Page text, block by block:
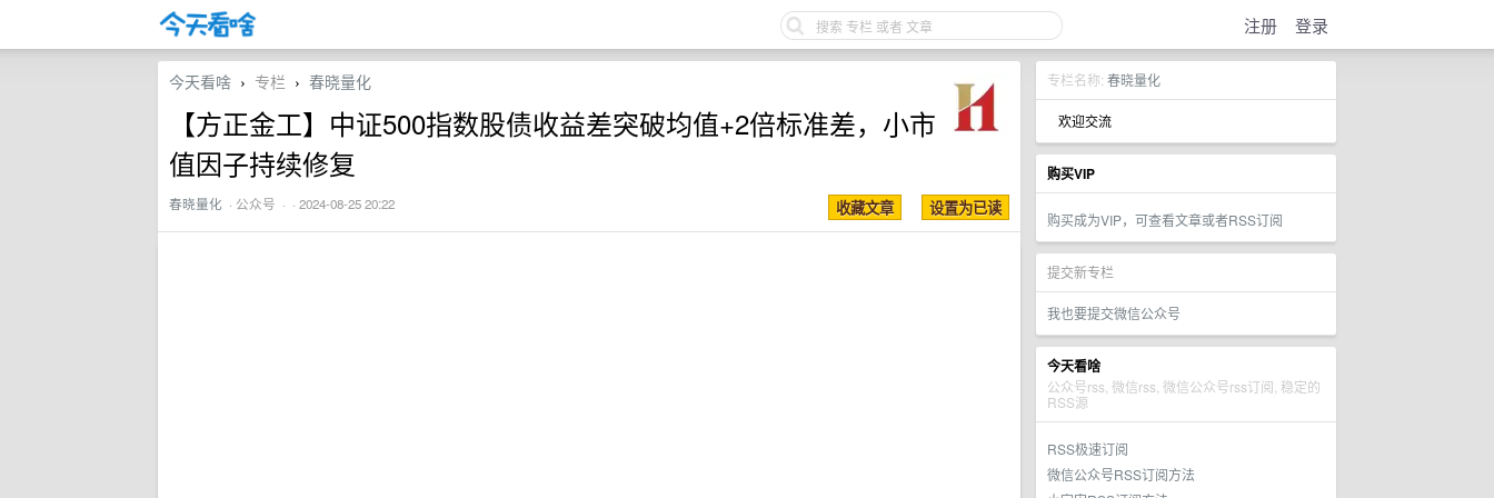
注册 登录
专栏名称: 春晓量化
欢迎交流
购买VIP
购买成为VIP，可查看文章或者RSS订阅
提交新专栏
我也要提交微信公众号
今天看啥
公众号rss, 微信rss, 微信公众号rss订阅, 稳定的
RSS源
RSS极速订阅
微信公众号RSS订阅方法
今天看啥 › 专栏 › 春晓量化
【方正金工】中证500指数股债收益差突破均值+2倍标准差，小市
值因子持续修复
春晓量化 · 公众号 · · 2024-08-25 20:22